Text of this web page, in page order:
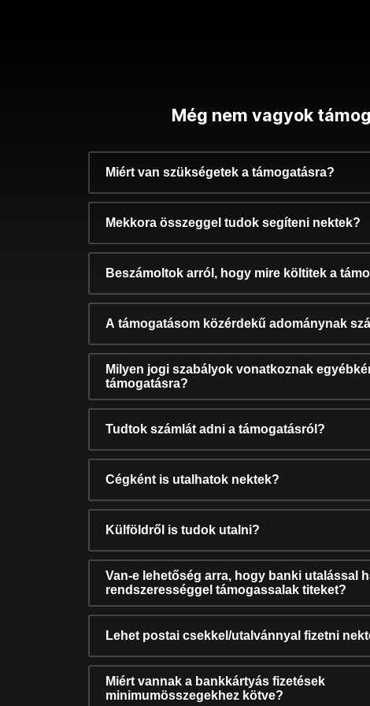
Még nem vagyok
Miért van szükségetek a támogatásra?
Mekkora összeggel tudok segíteni nektek?
Beszámoltok arról, hogy mire költitek a
A támogatásom közérdekű adománynak
Milyen jogi szabályok vonatkoznak
támogatásra?
Tudtok számlát adni a támogatásról?
Cégként is utalhatok nektek?
Külföldről is tudok utalni?
Van-e lehetőség arra, hogy banki utalással
rendszerességgel támogassalak titeket?
Lehet postai csekkel/utalvánnyal fizetni
Miért vannak a bankkártyás fizetések
minimumösszegekhez kötve?